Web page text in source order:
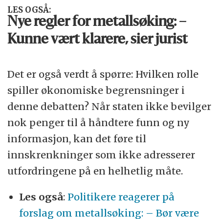
LES OGSÅ:
Nye regler for metall­søking: –
Kunne vært klarere, sier jurist
Det er også verdt å spørre: Hvilken rolle
spiller økonomiske begrensninger i
denne debatten? Når staten ikke bevilger
nok penger til å håndtere funn og ny
informasjon, kan det føre til
innskrenkninger som ikke adresserer
utfordringene på en helhetlig måte.
Les også: Politikere reagerer på
forslag om metall­søking: – Bør være